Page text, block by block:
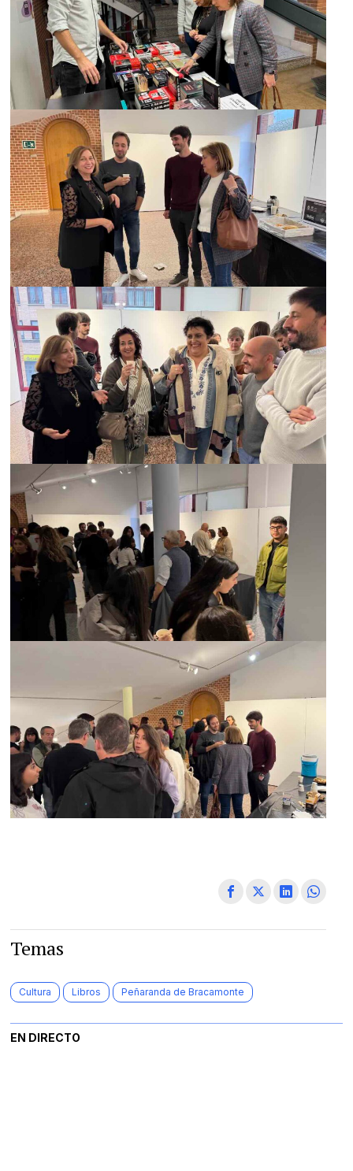
Temas
Cultura Libros Peñaranda de Bracamonte
EN DIRECTO